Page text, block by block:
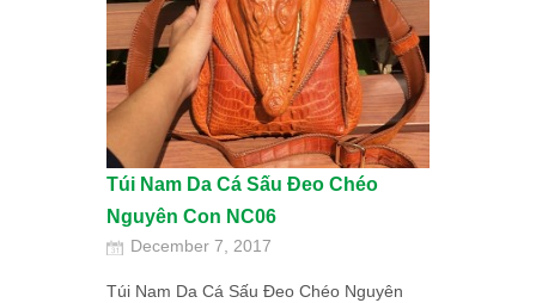
Túi Nam Da Cá Sấu Đeo Chéo
Nguyên Con NC06
December 7, 2017
Túi Nam Da Cá Sấu Đeo Chéo Nguyên